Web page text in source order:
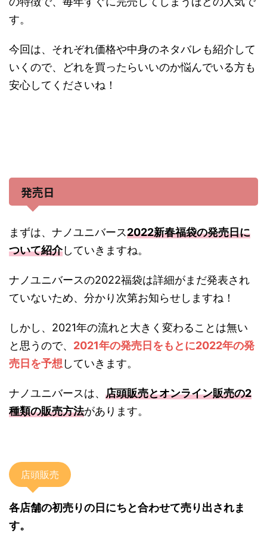
す。
今回は、それぞれ価格や中身のネタバレも紹介して
いくので、どれを買ったらいいのか悩んでいる方も
安心してくださいね！
発売日
まずは、ナノユニバース2022新春福袋の発売日に
ついて紹介していきますね。
ナノユニバースの2022福袋は詳細がまだ発表され
ていないため、分かり次第お知らせしますね！
しかし、2021年の流れと大きく変わることは無い
と思うので、 2021年の発売日をもとに2022年の発
売日を予想 していきます。
ナノユニバースは、 店頭販売とオンライン販売の2
種類の販売方法があります。
店頭販売
各店舗の初売りの日にちと合わせて売り出されま
す。